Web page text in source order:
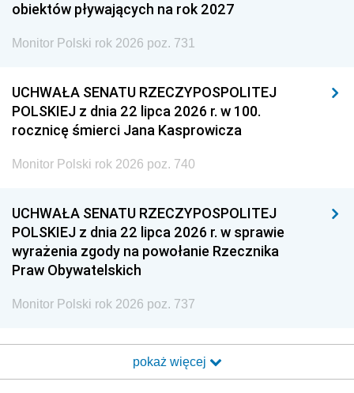
obiektów pływających na rok 2027
Monitor Polski rok 2026 poz. 731
UCHWAŁA SENATU RZECZYPOSPOLITEJ
POLSKIEJ z dnia 22 lipca 2026 r. w 100.
rocznicę śmierci Jana Kasprowicza
Monitor Polski rok 2026 poz. 740
UCHWAŁA SENATU RZECZYPOSPOLITEJ
POLSKIEJ z dnia 22 lipca 2026 r. w sprawie
wyrażenia zgody na powołanie Rzecznika
Praw Obywatelskich
Monitor Polski rok 2026 poz. 737
pokaż więcej